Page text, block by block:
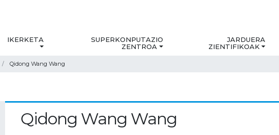
IKERKETA
SUPERKONPUTAZIO
ZENTROA
JARDUERA
ZIENTIFIKOAK
Qidong Wang Wang
Qidong Wang Wang